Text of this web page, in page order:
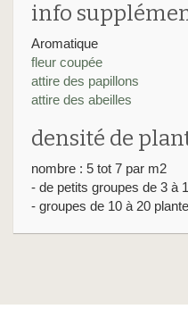
info
Aromatique
fleur coupée
attire des papillons
attire des abeilles
densité de
nombre : 5 tot 7 par m2
- de petits groupes de 3 à
- groupes de 10 à 20